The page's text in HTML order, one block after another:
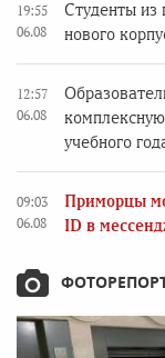
19:55
06.08
Студенты из
нового
12:57
06.08
учебного
09:03
06.08
Приморцы
ID в